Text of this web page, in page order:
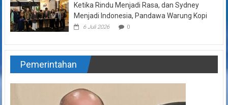
Ketika Rindu Menjadi Rasa, dan Sydney
Menjadi Indonesia, Pandawa Warung Kopi
6 Juli 2026 0
Pemerintahan